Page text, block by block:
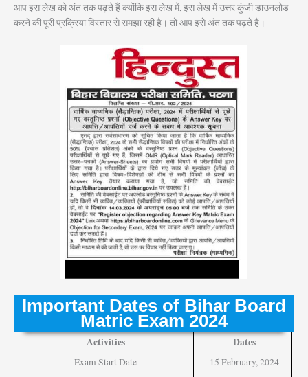
आप इस लेख को अंत तक पढ़ते हैं क्योंकि इस लेख में, इस लेख में उत्तर कुंजी डाउनलोड
करने की पूरी प्रक्रिया विस्तार से समझा रही है। तो आप इसे अंत तक पढ़ते हैं।
Important Dates of Bihar Board
Matric Exam 2024
Activities Dates
Exam Start Date
15 February, 2024